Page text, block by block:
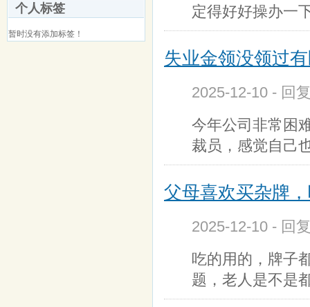
个人标签
暂时没有添加标签！
定得好好操办一
失业金领没领过
2025-12-10 - 回
今年公司非常困
裁员，感觉自己
父母喜欢买杂牌
2025-12-10 - 回
吃的用的，牌子
题，老人是不是